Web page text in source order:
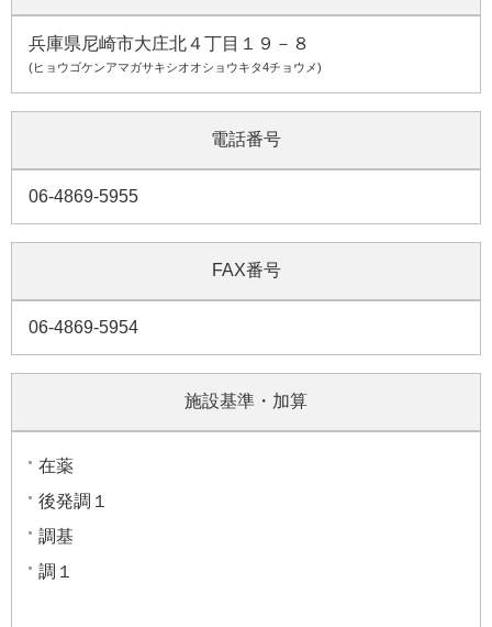
兵庫県尼崎市大庄北４丁目１９－８
(ヒョウゴケンアマガサキシオオショウキタ4チョウメ)
電話番号
06-4869-5955
FAX番号
06-4869-5954
施設基準・加算
在薬
後発調１
調基
調１